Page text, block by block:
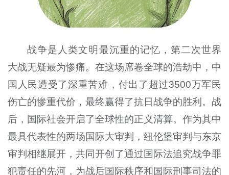
战争是人类文明最沉重的记忆，第二次世界
大战无疑最为惨痛。在这场席卷全球的浩劫中，中
国人民遭受了深重苦难，付出了超过3500万军民
伤亡的惨重代价，最终赢得了抗日战争的胜利。战
后，国际社会开启了全球性的正义清算。作为其中
最具代表性的两场国际大审判，纽伦堡审判与东京
审判相继展开，共同开创了通过国际法追究战争罪
犯责任的先河，为战后国际秩序和国际刑事司法的